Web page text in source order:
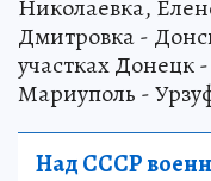
Николаевка,
Дмитровка -
участках Донецк
Мариуполь -
Над СССР